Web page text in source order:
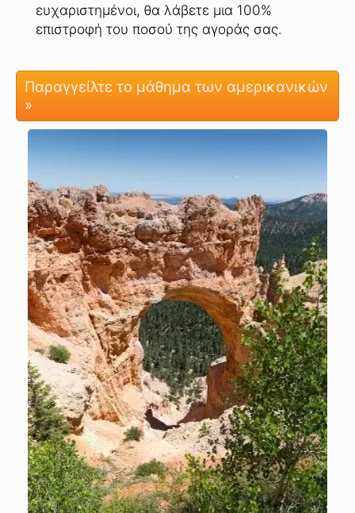
ευχαριστημένοι, θα λάβετε μια 100%
επιστροφή του ποσού της αγοράς σας.
Παραγγείλτε το μάθημα των αμερικανικών
»